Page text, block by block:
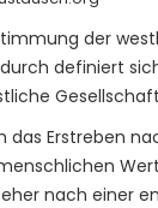
der
definiert
das Erstreben
nach einer